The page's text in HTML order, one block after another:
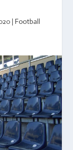
| Football